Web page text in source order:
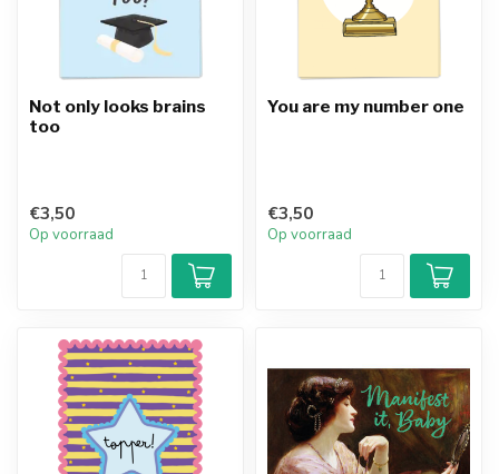
Not only looks brains
too
€3,50
Op voorraad
You are my number one
€3,50
Op voorraad